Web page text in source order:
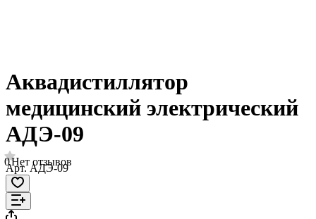
Аквадистиллятор
медицинский электрический
АДЭ-09
0Нет отзывов
Арт.АДЭ-09